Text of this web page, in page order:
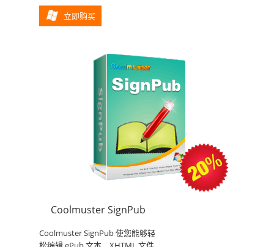
立即购买
Coolmuster SignPub
Coolmuster SignPub 使您能够轻